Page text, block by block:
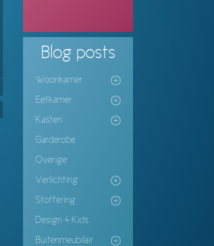
Blog posts
Woonkamer
Eetkamer
Kasten
Garderobe
Overige
Verlichting
Stoffering
Design 4 Kids
Buitenmeubilair